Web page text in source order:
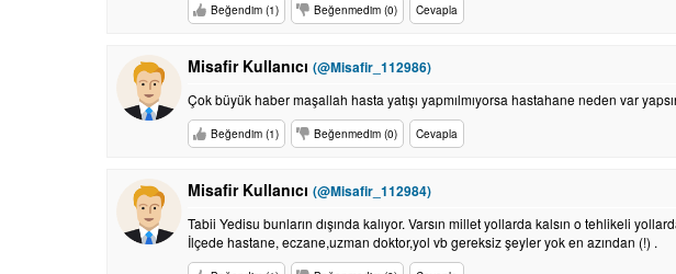
Beğendim (1) Beğenmedim (0) Cevapla
Misafir Kullanıcı (@Misafir_112986)
Çok büyük haber maşallah hasta yatışı yapmılmıyorsa hastahane neden var
Beğendim (1) Beğenmedim (0) Cevapla
Misafir Kullanıcı (@Misafir_112984)
Tabii Yedisu bunların dışında kalıyor. Varsın millet yollarda kalsın o tehlikeli
İlçede hastane, eczane,uzman doktor,yol vb gereksiz şeyler yok en azından (!) .